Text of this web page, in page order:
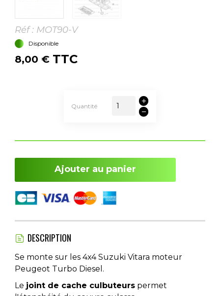
Réf : MOT90-V
Disponible
8,00 € TTC
Quantité
Ajouter au panier
DESCRIPTION
Se monte sur les 4x4 Suzuki Vitara moteur
Peugeot Turbo Diesel.
Le joint de cache culbuteurs permet